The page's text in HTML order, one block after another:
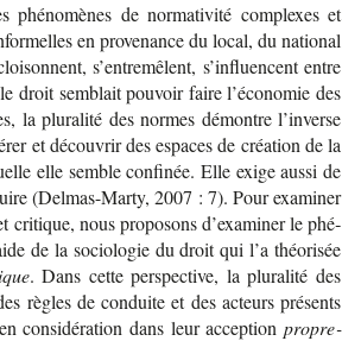
phé­no­mènes de nor­ma­ti­vité com­plexes et
en pro­ve­nance du local, du natio­nal
s’en­tre­mêlent, s’in­fluencent entre
droit sem­blait pou­voir faire l’éco­no­mie des
la plu­ra­lité des normes démontre l’in­verse
et décou­vrir des espaces de créa­tion de la
elle semble confi­née. Elle exige aussi de
(Delmas-​Marty, 2007 : 7). Pour exa­mi­ner
cri­tique, nous pro­po­sons d’exa­mi­ner le phé­
de la socio­lo­gie du droit qui l’a théo­ri­sée
. Dans cette pers­pec­tive, la plu­ra­lité des
règles de conduite et des acteurs pré­sents
consi­dé­ra­tion dans leur acception pro­pre­